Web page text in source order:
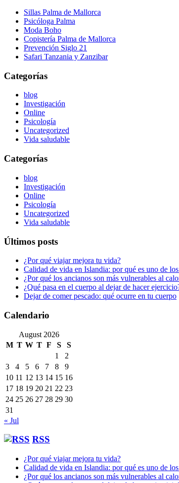
Sillas Palma de Mallorca
Psicóloga Palma
Moda Boho
Copistería Palma de Mallorca
Prevención Siglo 21
Safari Tanzania y Zanzibar
Categorías
blog
Investigación
Online
Psicología
Uncategorized
Vida saludable
Categorías
blog
Investigación
Online
Psicología
Uncategorized
Vida saludable
Últimos posts
¿Por qué viajar mejora tu vida?
Calidad de vida en Islandia: por qué es uno de
¿Por qué los ancianos son más vulnerables al
¿Qué pasa en el cuerpo al dejar de hacer
Dejar de comer pescado: qué ocurre en tu cuerpo
Calendario
August 2026
M T W T F S
S
1
2
3
4 5 6 7 8
9
10 11 12 13 14 15 16
17 18 19 20 21 22 23
24 25 26 27 28 29 30
31
« Jul
RSS
¿Por qué viajar mejora tu vida?
Calidad de vida en Islandia: por qué es uno de
¿Por qué los ancianos son más vulnerables al